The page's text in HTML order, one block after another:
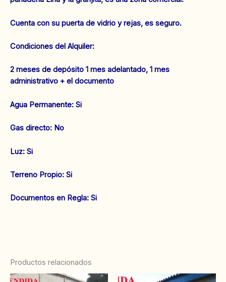
Cuenta con su puerta de vidrio y rejas, es seguro.
Condiciones del Alquiler:
2 meses de depósito 1 mes adelantado, 1 mes
administrativo + el documento
‌Agua Permanente: Si
‌Gas directo: No
‌Luz: Si
‌Terreno Propio: Si
‌Documentos en Regla: Si
Productos relacionados